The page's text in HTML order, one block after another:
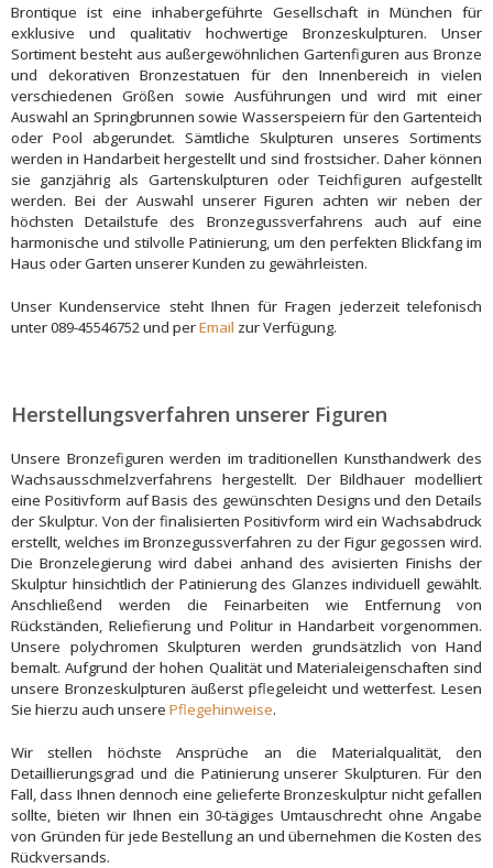
Brontique ist eine inhabergeführte Gesellschaft in München für
exklusive und qualitativ hochwertige Bronzeskulpturen. Unser
Sortiment besteht aus außergewöhnlichen Gartenfiguren aus Bronze
und dekorativen Bronzestatuen für den Innenbereich in vielen
verschiedenen Größen sowie Ausführungen und wird mit einer
Auswahl an Springbrunnen sowie Wasserspeiern für den Gartenteich
oder Pool abgerundet. Sämtliche Skulpturen unseres Sortiments
werden in Handarbeit hergestellt und sind frostsicher. Daher können
sie ganzjährig als Gartenskulpturen oder Teichfiguren aufgestellt
werden. Bei der Auswahl unserer Figuren achten wir neben der
höchsten Detailstufe des Bronzegussverfahrens auch auf eine
harmonische und stilvolle Patinierung, um den perfekten Blickfang im
Haus oder Garten unserer Kunden zu gewährleisten.
Unser Kundenservice steht Ihnen für Fragen jederzeit telefonisch
unter 089-45546752 und perEmail zur Verfügung.
Herstellungsverfahren unserer Figuren
Unsere Bronzefiguren werden im traditionellen Kunsthandwerk des
Wachsausschmelzverfahrens hergestellt. Der Bildhauer modelliert
eine Positivform auf Basis des gewünschten Designs und den Details
der Skulptur. Von der finalisierten Positivform wird ein Wachsabdruck
erstellt, welches im Bronzegussverfahren zu der Figur gegossen wird.
Die Bronzelegierung wird dabei anhand des avisierten Finishs der
Skulptur hinsichtlich der Patinierung des Glanzes individuell gewählt.
Anschließend werden die Feinarbeiten wie Entfernung von
Rückständen, Reliefierung und Politur in Handarbeit vorgenommen.
Unsere polychromen Skulpturen werden grundsätzlich von Hand
bemalt. Aufgrund der hohen Qualität und Materialeigenschaften sind
unsere Bronzeskulpturen äußerst pflegeleicht und wetterfest. Lesen
Sie hierzu auch unsere Pflegehinweise.
Wir stellen höchste Ansprüche an die Materialqualität, den
Detaillierungsgrad und die Patinierung unserer Skulpturen. Für den
Fall, dass Ihnen dennoch eine gelieferte Bronzeskulptur nicht gefallen
sollte, bieten wir Ihnen ein 30-tägiges Umtauschrecht ohne Angabe
von Gründen für jede Bestellung an und übernehmen die Kosten des
Rückversands.